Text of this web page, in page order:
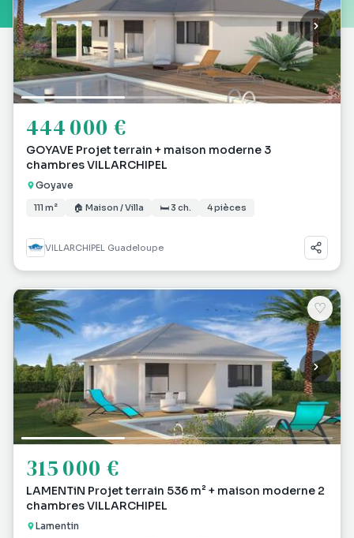
444 000 €
GOYAVE Projet terrain + maison moderne 3
chambres VILLARCHIPEL
Goyave
111 m² 🏠 Maison / Villa 🛏 3 ch. 4 pièces
VILLARCHIPEL Guadeloupe
♡
315 000 €
LAMENTiN Projet terrain 536 m² + maison moderne 2
chambres VILLARCHIPEL
Lamentin